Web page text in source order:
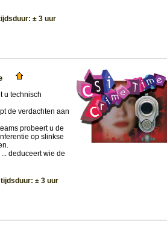
± 3 uur
u technisch
de verdachten aan
probeert u de
op slinkse
deduceert wie de
± 3 uur